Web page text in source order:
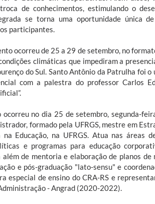
de conhecimentos, estimulando o
se torna uma oportunidade única
participantes.
ocorreu de 25 a 29 de setembro, no
climáticas que impediram a
do Sul. Santo Antônio da Patrulha foi
com a palestra do professor Carlos
ocorreu no dia 25 de setembro, segunda-
formado pela UFRGS, mestre em
Educação, na UFRGS. Atua nas áreas
e programas para educação
além de mentoria e elaboração de planos
e pós-graduação "lato-sensu" e
especial de ensino do CRA-RS e
- Angrad (2020-2022).